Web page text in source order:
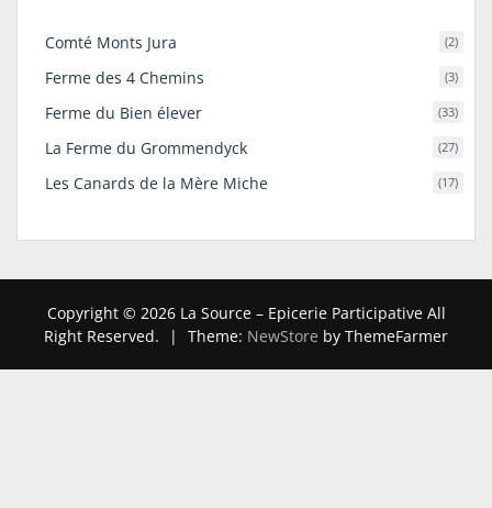
Comté Monts Jura (2)
Ferme des 4 Chemins (3)
Ferme du Bien élever (33)
La Ferme du Grommendyck (27)
Les Canards de la Mère Miche (17)
Copyright © 2026 La Source – Epicerie Participative All
Right Reserved.
| Theme: NewStore by ThemeFarmer